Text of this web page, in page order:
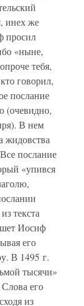
инех же
просил
«ныне,
тебя,
говорил,
послание
(очевидно,
В нем
жидовства
послание
«упився
текста
Иосиф
его
В 1495 г.
тысячи»
его
из